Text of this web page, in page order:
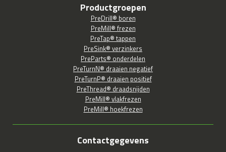
Productgroepen
PreDrill® boren
PreMill® frezen
PreTap® tappen
PreSink® verzinkers
PreParts® onderdelen
PreTurnN® draaien negatief
PreTurnP® draaien positief
PreThread® draadsnijden
PreMill® vlakfrezen
PreMill® hoekfrezen
Contactgegevens